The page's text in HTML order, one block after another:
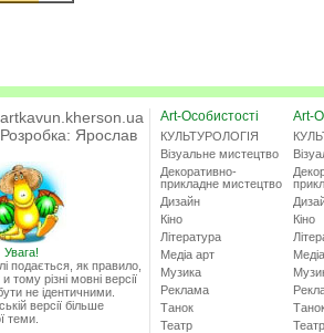
Ярослав
Увага!
подається, як правило,
тому різні мовні версії
не ідентичними.
версії більше
теми.
Art-Особистості
КУЛЬТУРОЛОГІЯ
Візуальне мистецтво
Декоративно-
прикладне мистецтво
Дизайн
Кіно
Література
Медіа арт
Музика
Реклама
Танок
Театр
Art-
Кіно
Театр